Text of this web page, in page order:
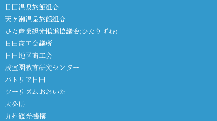
日田温泉旅館組合
天ヶ瀬温泉旅館組合
ひた産業観光推進協議会(ひたりずむ)
日田商工会議所
日田地区商工会
咸宜園教育研究センター
パトリア日田
ツーリズムおおいた
大分県
九州観光機構